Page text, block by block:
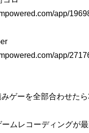
app/
app/
ゲーを全部合わせたら
ムレコーディングが